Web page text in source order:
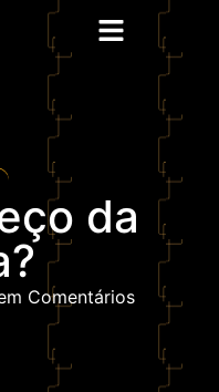
da
Comentários